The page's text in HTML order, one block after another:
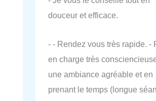
douceur et efficace.
- - Rendez vous très rapide. -
en charge très
une ambiance agréable et en
prenant le temps (longue